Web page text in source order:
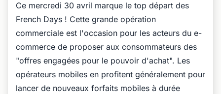
Ce mercredi 30 avril marque le top départ des
French Days ! Cette grande opération
commerciale est l'occasion pour les acteurs du e-
commerce de proposer aux consommateurs des
"offres engagées pour le pouvoir d'achat". Les
opérateurs mobiles en profitent généralement pour
lancer de nouveaux forfaits mobiles à durée